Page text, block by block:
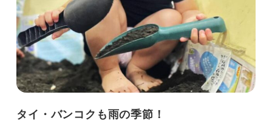
タイ・バンコクも雨の季節！